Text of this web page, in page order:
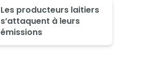
Les producteurs laitiers
s’attaquent à leurs
émissions